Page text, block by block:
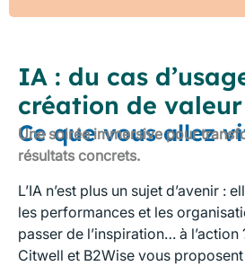
IA : du cas
création de valeur
Ce que vous allez
Une soirée immersive pour
résultats concrets.
L’IA n’est plus un sujet d’avenir :
les performances et les
passer de l’inspiration… à l’action
Citwell et B2Wise vous